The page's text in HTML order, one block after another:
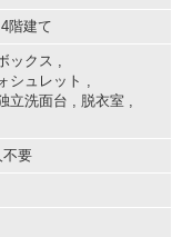
階建て
ックス ,
シュレット ,
立洗面台 , 脱衣室 ,
不要